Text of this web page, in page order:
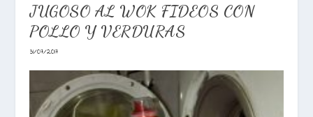
JUGOSO AL WOK FIDEOS CON
POLLO Y VERDURAS
31/07/2017